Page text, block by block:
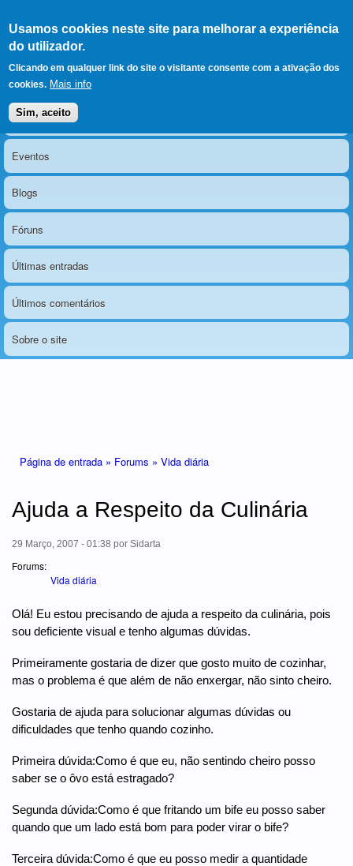
Usamos cookies neste site para melhorar a experiência
do utilizador.
Clicando em qualquer link do site o visitante consente com a ativação dos
cookies. Mais info
Sim, aceito
LERPARAVER , ir para a
página principal
O portal da visão diferente
Menu principal
Notícias
Eventos
Blogs
Fóruns
Últimas entradas
Últimos comentários
Sobre o site
Página de entrada » Forums » Vida diária
Ajuda a Respeito da Culinária
29 Março, 2007 - 01:38 por Sidarta
Forums:
Vida diária
Olá! Eu estou precisando de ajuda a respeito da culinária, pois
sou deficiente visual e tenho algumas dúvidas.
Primeiramente gostaria de dizer que gosto muito de cozinhar,
mas o problema é que além de não enxergar, não sinto cheiro.
Gostaria de ajuda para solucionar algumas dúvidas ou
dificuldades que tenho quando cozinho.
Primeira dúvida:Como é que eu, não sentindo cheiro posso
saber se o ôvo está estragado?
Segunda dúvida:Como é que fritando um bife eu posso saber
quando que um lado está bom para poder virar o bife?
Terceira dúvida:Como é que eu posso medir a quantidade